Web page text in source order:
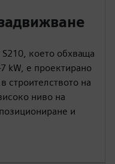
което обхваща
kW, е проектирано
строителството на
ниво на
и